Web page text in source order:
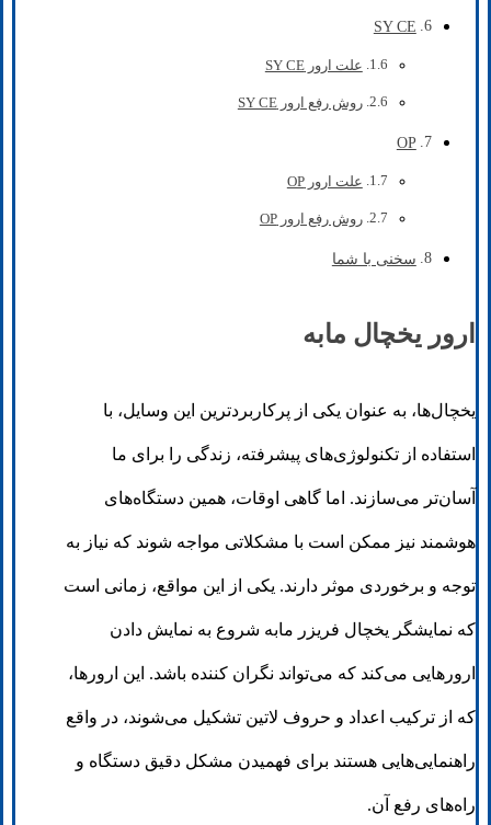
SY CE
علت ارور SY CE
روش رفع ارور SY CE
OP
علت ارور OP
روش رفع ارور OP
سخنی با شما
ارور یخچال مابه
یخچال‌ها، به عنوان یکی از پرکاربردترین این وسایل، با
استفاده از تکنولوژی‌های پیشرفته، زندگی را برای ما
آسان‌تر می‌سازند. اما گاهی اوقات، همین دستگاه‌های
هوشمند نیز ممکن است با مشکلاتی مواجه شوند که نیاز به
توجه و برخوردی موثر دارند. یکی از این مواقع، زمانی است
که نمایشگر یخچال فریزر مابه شروع به نمایش دادن
ارورهایی می‌کند که می‌تواند نگران کننده باشد. این ارورها،
که از ترکیب اعداد و حروف لاتین تشکیل می‌شوند، در واقع
راهنمایی‌هایی هستند برای فهمیدن مشکل دقیق دستگاه و
راه‌های رفع آن.